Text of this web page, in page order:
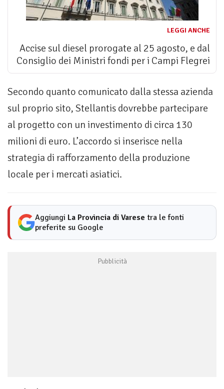
LEGGI ANCHE
Accise sul diesel prorogate al 25 agosto, e dal
Consiglio dei Ministri fondi per i Campi Flegrei
Secondo quanto comunicato dalla stessa azienda
sul proprio sito, Stellantis dovrebbe partecipare
al progetto con un investimento di circa 130
milioni di euro. L’accordo si inserisce nella
strategia di rafforzamento della produzione
locale per i mercati asiatici.
Aggiungi La Provincia di Varese tra le fonti
preferite su Google